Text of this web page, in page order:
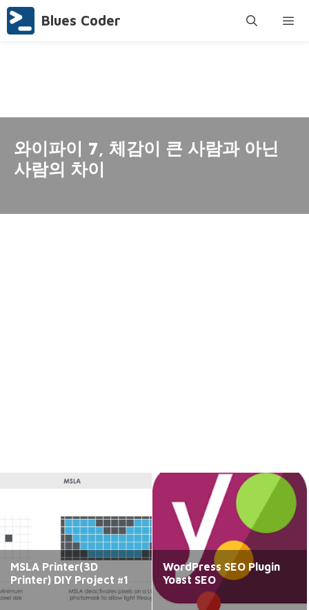
Skip
Blues Coder
와이파이 7, 체감이 큰 사람과 아닌
사람의 차이
MSLA Printer(3D
Printer) DIY Project #1
WordPress SEO Plugin
Yoast SEO